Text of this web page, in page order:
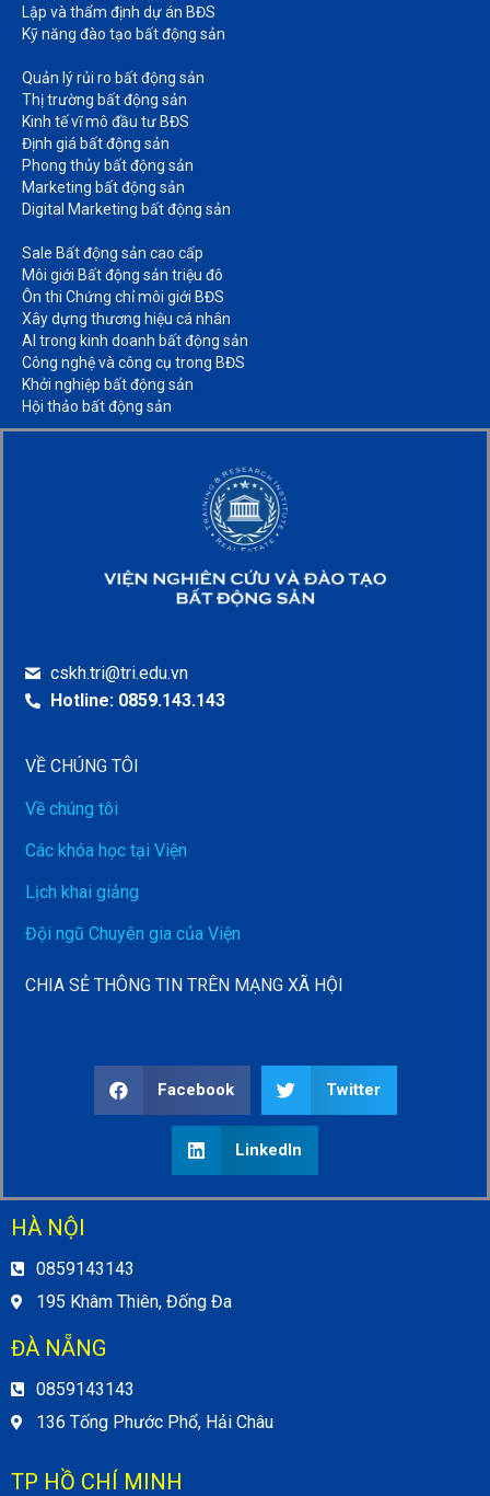
Lập và thẩm định dự án BĐS​
Kỹ năng đào tạo bất động sản​
Quản lý rủi ro bất động sản​
Thị trường bất động sản​
Kinh tế vĩ mô đầu tư BĐS​
Định giá bất động sản​
Phong thủy bất động sản​
Marketing bất động sản​
Digital Marketing bất động sản​
Sale Bất động sản cao cấp​
Môi giới Bất động sản triệu đô​
Ôn thi Chứng chỉ môi giới BĐS​
Xây dựng thương hiệu cá nhân​
AI trong kinh doanh bất động sản​
Công nghệ và công cụ trong BĐS​
Khởi nghiệp bất động sản​
Hội thảo bất động sản​
cskh.tri@tri.edu.vn
Hotline: 0859.143.143
VỀ CHÚNG TÔI
Về chúng tôi
Các khóa học tại Viện
Lịch khai giảng
Đội ngũ Chuyên gia của Viện
CHIA SẺ THÔNG TIN TRÊN MẠNG XÃ HỘI
Facebook Twitter
LinkedIn
HÀ NỘI
0859143143
195 Khâm Thiên, Đống Đa
ĐÀ NẴNG
0859143143
136 Tống Phước Phổ, Hải Châu
TP HỒ CHÍ MINH